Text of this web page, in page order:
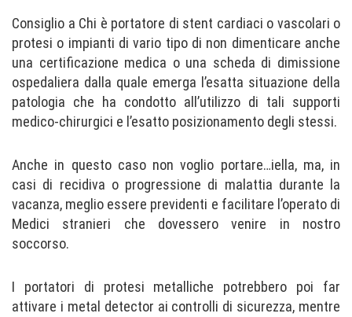
Consiglio a Chi è portatore di stent cardiaci o vascolari o
protesi o impianti di vario tipo di non dimenticare anche
una certificazione medica o una scheda di dimissione
ospedaliera dalla quale emerga l’esatta situazione della
patologia che ha condotto all’utilizzo di tali supporti
medico-chirurgici e l’esatto posizionamento degli stessi.
Anche in questo caso non voglio portare…iella, ma, in
casi di recidiva o progressione di malattia durante la
vacanza, meglio essere previdenti e facilitare l’operato di
Medici stranieri che dovessero venire in nostro
soccorso.
I portatori di protesi metalliche potrebbero poi far
attivare i metal detector ai controlli di sicurezza, mentre